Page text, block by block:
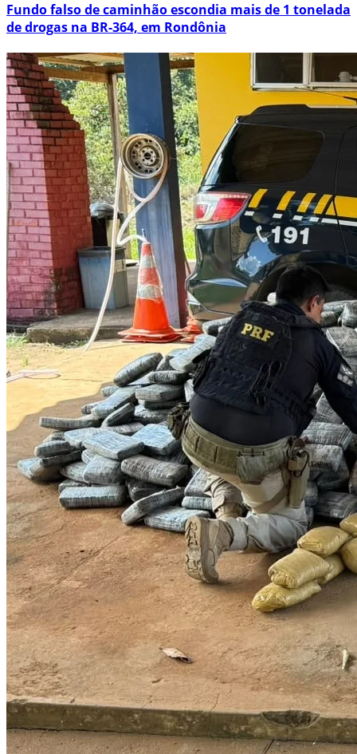
Fundo falso de caminhão escondia mais de 1 tonelada
de drogas na BR-364, em Rondônia